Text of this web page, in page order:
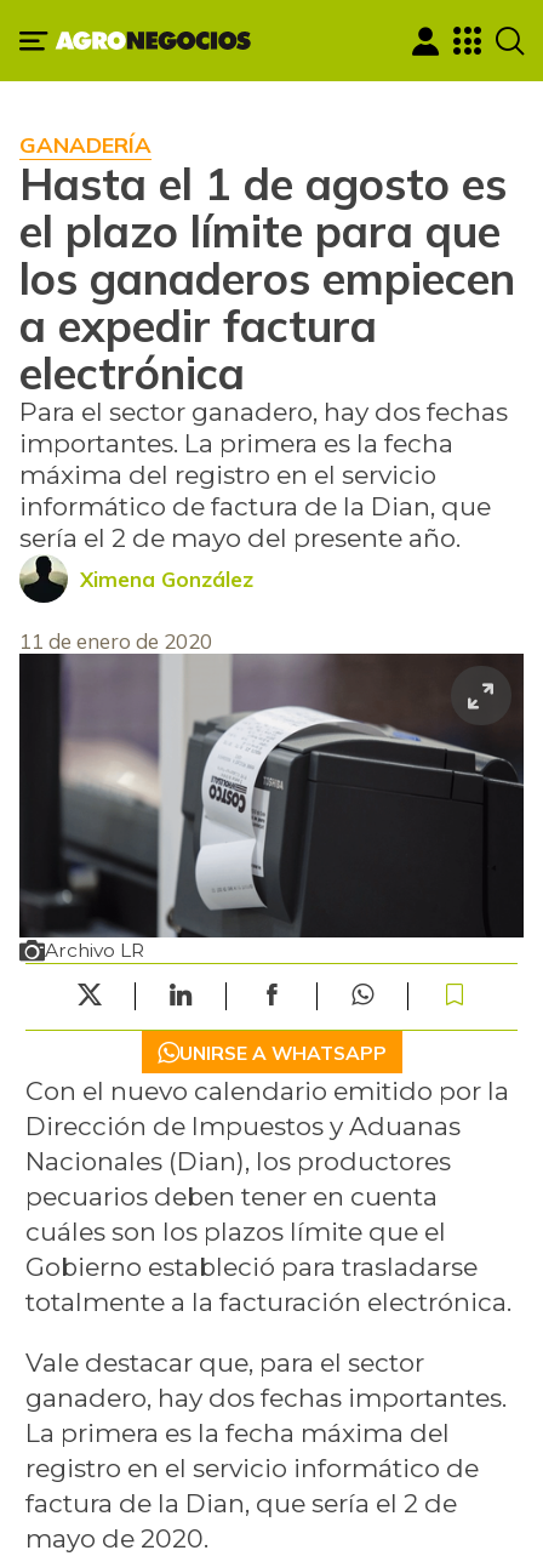
GANADERÍA
Hasta el 1 de agosto es
el plazo límite para que
los ganaderos empiecen
a expedir factura
electrónica
Para el sector ganadero, hay dos fechas
importantes. La primera es la fecha
máxima del registro en el servicio
informático de factura de la Dian, que
sería el 2 de mayo del presente año.
Ximena González
11 de enero de 2020
Archivo LR
UNIRSE A WHATSAPP
Con el nuevo calendario emitido por la
Dirección de Impuestos y Aduanas
Nacionales (Dian), los productores
pecuarios deben tener en cuenta
cuáles son los plazos límite que el
Gobierno estableció para trasladarse
totalmente a la facturación electrónica.
Vale destacar que, para el sector
ganadero, hay dos fechas importantes.
La primera es la fecha máxima del
registro en el servicio informático de
factura de la Dian, que sería el 2 de
mayo de 2020.